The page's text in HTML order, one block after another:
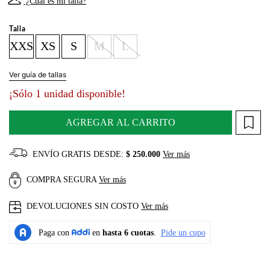
Talla
XXS XS S M L
Ver guía de tallas
¡Sólo 1 unidad disponible!
AGREGAR AL CARRITO
ENVÍO GRATIS DESDE: $ 250.000 Ver más
COMPRA SEGURA Ver más
DEVOLUCIONES SIN COSTO Ver más